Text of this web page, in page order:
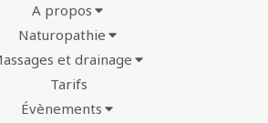
A propos
Naturopathie
et drainage
Tarifs
Évènements